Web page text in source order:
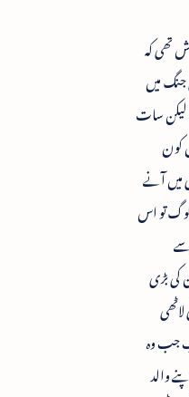
تھی کہ
میں
لیکن سات
کون
میں آنے
تو اس
بڑی
جب وہ
والد